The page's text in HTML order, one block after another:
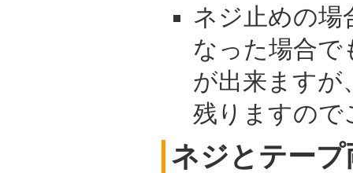
ネジ止めの場
なった場合で
が出来ますが
残りますので
ネジとテー